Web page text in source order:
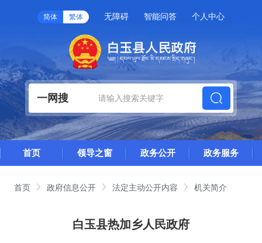
简体 繁体 无障碍 智能问答 个人中心
一网搜
首页 领导之窗 政务公开 政务服务
首页 政府信息公开 法定主动公开内容 机关简介
白玉县热加乡人民政府